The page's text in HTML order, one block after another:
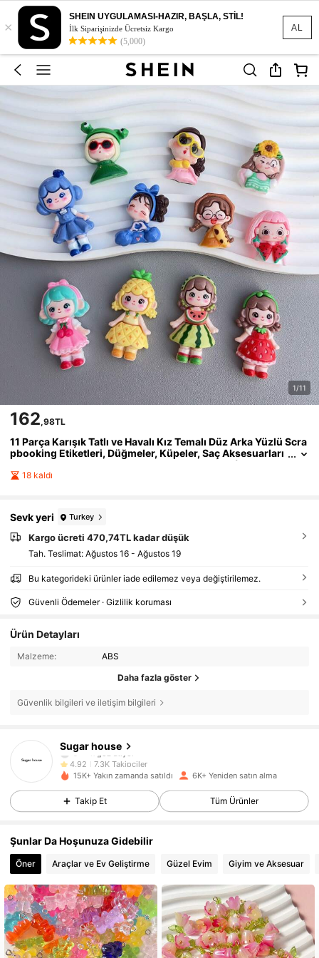
AL
×
SHEIN UYGULAMASI-HAZIR, BAŞLA, STİL!
İlk Siparişinizde Ücretsiz Kargo
(5,000)
1/11
162,98TL
11 Parça Karışık Tatlı ve Havalı Kız Temalı Düz Arka Yüzlü Scra
pbooking Etiketleri, Düğmeler, Küpeler, Saç Aksesuarları
Kendin Yap El Sanatı Dekoratif Etiket Parçaları (14 Yaş ve
Üzeri Yetişkinler İçin Takı Yapımı)
18 kaldı
Sevk yeri Turkey
Kargo ücreti 470,74TL kadar düşük
Tah. Teslimat: Ağustos 16 - Ağustos 19
Bu kategorideki ürünler iade edilemez veya değiştirilemez.
Güvenli Ödemeler · Gizlilik koruması
Ürün Detayları
Malzeme: ABS
Daha fazla göster
Güvenlik bilgileri ve iletişim bilgileri
Sugar house
s***ngöz atıyor
4,92
7.3K Takipçiler
4,92 7.3K Takipçiler
4,92 7.3K Takipçiler
4,92 7.3K Takipçiler
4,92 7.3K Takipçiler
15K+ Yakın zamanda satıldı 6K+ Yeniden satın alma
Takip Et Tüm Ürünler
Şunlar Da Hoşunuza Gidebilir
Öner Araçlar ve Ev Geliştirme Güzel Evim Giyim ve Aksesuar